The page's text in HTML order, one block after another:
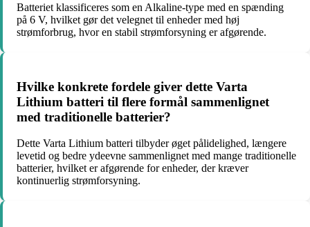
Batteriet klassificeres som en Alkaline-type med en spænding
på 6 V, hvilket gør det velegnet til enheder med høj
strømforbrug, hvor en stabil strømforsyning er afgørende.
Hvilke konkrete fordele giver dette Varta
Lithium batteri til flere formål sammenlignet
med traditionelle batterier?
Dette Varta Lithium batteri tilbyder øget pålidelighed, længere
levetid og bedre ydeevne sammenlignet med mange traditionelle
batterier, hvilket er afgørende for enheder, der kræver
kontinuerlig strømforsyning.